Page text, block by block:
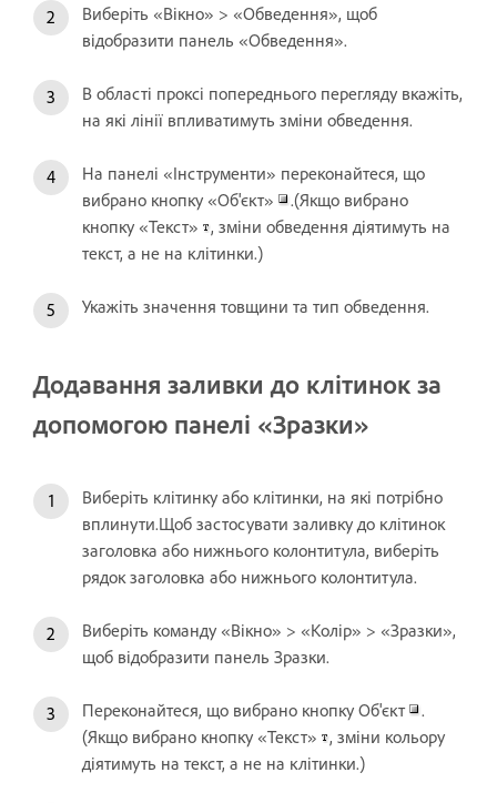
Виберіть «Вікно» > «Обведення», щоб
відобразити панель «Обведення».
В області проксі попереднього перегляду вкажіть,
на які лінії впливатимуть зміни обведення.
На панелі «Інструменти» переконайтеся, що
вибрано кнопку «Об'єкт»
.(Якщо вибрано
кнопку «Текст» , зміни обведення діятимуть на
текст, а не на клітинки.)
Укажіть значення товщини та тип обведення.
Додавання заливки до клітинок за
допомогою панелі «Зразки»
Виберіть клітинку або клітинки, на які потрібно
вплинути.Щоб застосувати заливку до клітинок
заголовка або нижнього колонтитула, виберіть
рядок заголовка або нижнього колонтитула.
Виберіть команду «Вікно» > «Колір» > «Зразки»,
щоб відобразити панель Зразки.
Переконайтеся, що вибрано кнопку Об'єкт
.
(Якщо вибрано кнопку «Текст» , зміни кольору
діятимуть на текст, а не на клітинки.)